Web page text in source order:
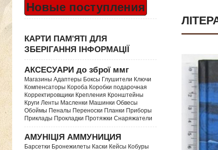
Новые поступления
КАРТИ ПАМ'ЯТІ ДЛЯ
ЗБЕРІГАННЯ ІНФОРМАЦІЇ
АКСЕСУАРИ до зброї ммг
Магазины Адаптеры Боксы Глушители Ключи
Компенсаторы Короба Коробки подарочная
Корректировщики Крепления Кронштейны
Круги Ленты Масленки Машинки Обвесы
Обоймы Пеналы Переноски Планки Приборы
Приклады Прокладки Протяжки Снаряжатели
АМУНІЦІЯ АММУНИЦИЯ
Барсетки Бронежилеты Каски Кейсы Кобуры